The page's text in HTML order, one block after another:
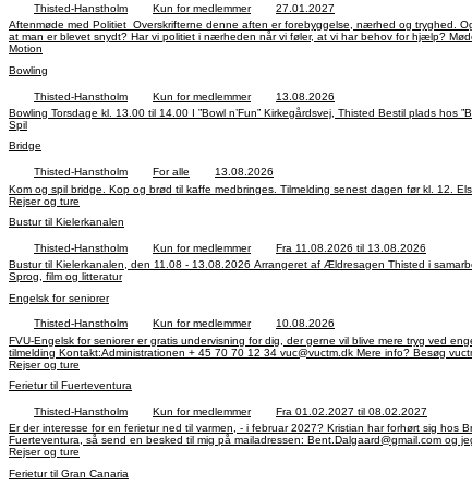
Thisted-Hanstholm Kun for medlemmer
27.01.2027
Aftenmøde med Politiet Overskrifterne denne aften er forebyggelse, nærhed og tryghed. Og mange forskellige spørgsmål og svar, kan måske hjælpe os til at forstå, hvordan vi undgår at blive udsat for kriminalitet i hjemmet. og i det offentlige rum. Hvad skal man gøre, hvis man opdager,
at
Motion
Bowling
Thisted-Hanstholm Kun for medlemmer
13.08.2026
Spil
Bridge
Thisted-Hanstholm For alle
13.08.2026
Kom og spil bridge. Kop og brød til kaffe medbringes. Tilmelding senest dagen før kl. 12.
Rejser og ture
Bustur til Kielerkanalen
Thisted-Hanstholm Kun for medlemmer
Fra 11.08.2026 til 13.08.2026
Sprog, film og litteratur
Engelsk for seniorer
Thisted-Hanstholm Kun for medlemmer
10.08.2026
FVU-Engelsk for seniorer er gratis undervisning for dig, der gerne vil blive mere tryg ved
tilmelding Kontakt:Administrationen + 45 70 70 12 34 vuc@vuctm.dk Mere info? Besøg
Rejser og ture
Ferietur til Fuerteventura
Thisted-Hanstholm Kun for medlemmer
Fra 01.02.2027 til 08.02.2027
Er der interesse for en ferietur ned til varmen, - i februar 2027? Kristian har forhørt sig hos Bravo Tours ang. en evnt. ferietur til vinter. Bravo Tours tilbyder os et hotel på Fuerteventura med All Inclusive, og som ligger i nærheden af en by, så vi kan gå derind. Vil i høre mere om Hotellet på
Rejser og ture
Ferietur til Gran Canaria